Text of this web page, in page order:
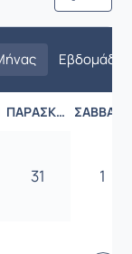
Εβδομάδα
ΠΑΡΑΣΚΕΥΉ ΣΆΒΒΑΤΟ
31 1